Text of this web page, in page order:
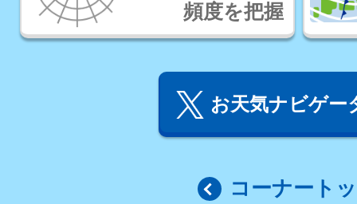
頻度を把握
お天気ナビゲー
コーナート